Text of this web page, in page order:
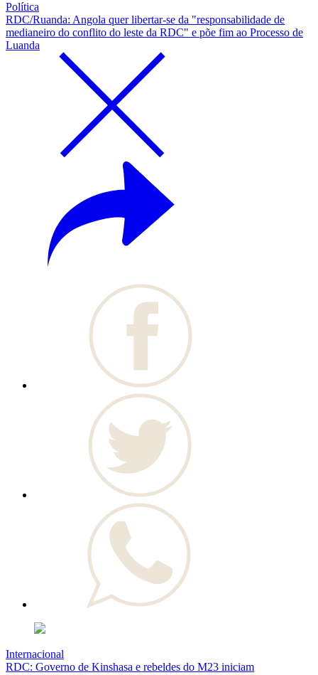
Política
RDC/Ruanda: Angola quer libertar-se da "responsabilidade de
medianeiro do conflito do leste da RDC" e põe fim ao Processo de
Luanda
Internacional
RDC: Governo de Kinshasa e rebeldes do M23 iniciam